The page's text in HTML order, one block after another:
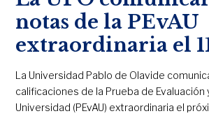
notas de la PEvAU
extraordinaria el
La Universidad Pablo de Olavide
calificaciones de la Prueba de Evaluación
Universidad (PEvAU) extraordinaria el